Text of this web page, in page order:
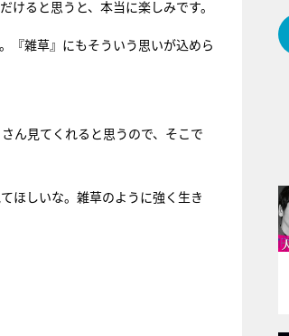
ると思うと、本当に楽しみです。
『雑草』にもそういう思いが込めら
ん見てくれると思うので、そこで
ほしいな。雑草のように強く生き